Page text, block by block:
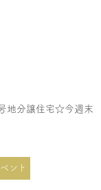
地分譲住宅☆今週末
ント